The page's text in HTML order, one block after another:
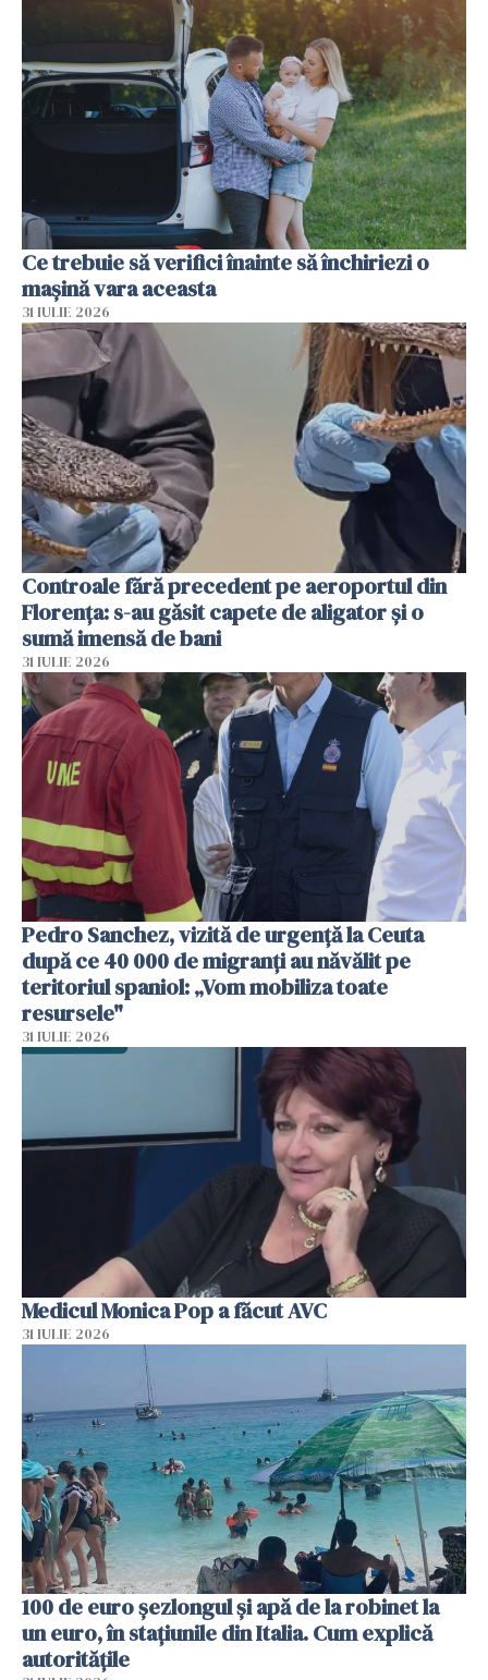
Ce trebuie să verifici înainte să închiriezi o
mașină vara aceasta
31 IULIE 2026
Controale fără precedent pe aeroportul din
Florența: s-au găsit capete de aligator și o
sumă imensă de bani
31 IULIE 2026
Pedro Sanchez, vizită de urgență la Ceuta
după ce 40 000 de migranți au năvălit pe
teritoriul spaniol: „Vom mobiliza toate
resursele"
31 IULIE 2026
Medicul Monica Pop a făcut AVC
31 IULIE 2026
100 de euro șezlongul și apă de la robinet la
un euro, în stațiunile din Italia. Cum explică
autoritățile